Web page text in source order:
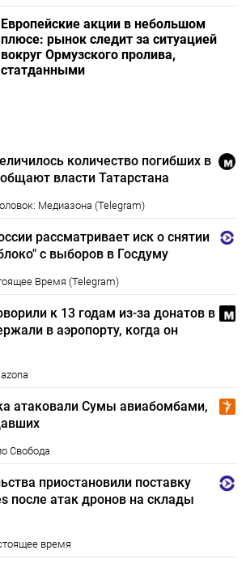
Европейские акции в небольшом
плюсе: рынок следит за ситуацией
вокруг Ормузского пролива,
статданными